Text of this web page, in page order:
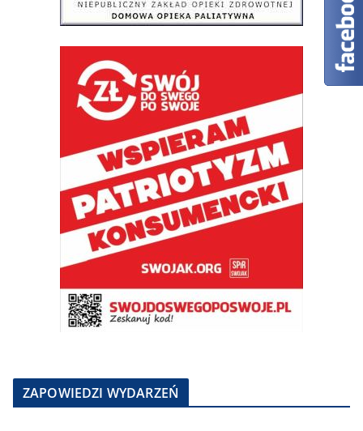
ZAPOWIEDZI WYDARZEŃ